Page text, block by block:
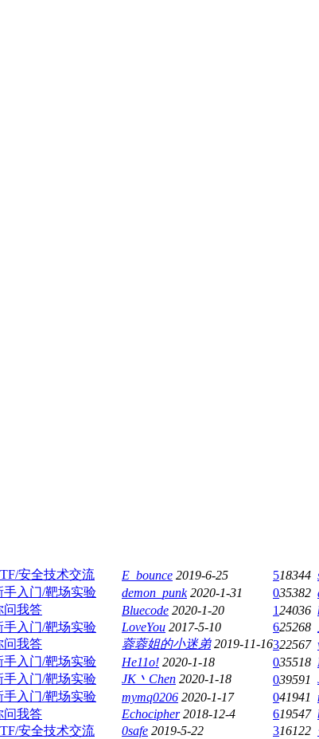
安全技术交流 E_bounce 2019-6-25 518344
手入门/靶场实验 demon_punk 2020-1-31 035382
问我答 Bluecode 2020-1-20 124036
手入门/靶场实验 LoveYou 2017-5-10 625268
问我答 蓉蓉姐的小迷弟 2019-11-16322567
手入门/靶场实验 He11o! 2020-1-18 035518
手入门/靶场实验 JK丶Chen 2020-1-18 039591
手入门/靶场实验 mymq0206 2020-1-17 041941
问我答 Echocipher 2018-12-4 619547
安全技术交流 0safe 2019-5-22 316122